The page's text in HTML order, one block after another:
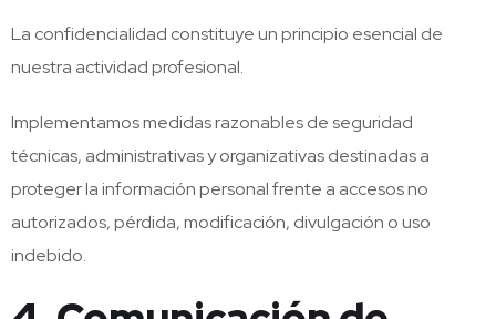
La confidencialidad constituye un principio esencial de
nuestra actividad profesional.
Implementamos medidas razonables de seguridad
técnicas, administrativas y organizativas destinadas a
proteger la información personal frente a accesos no
autorizados, pérdida, modificación, divulgación o uso
indebido.